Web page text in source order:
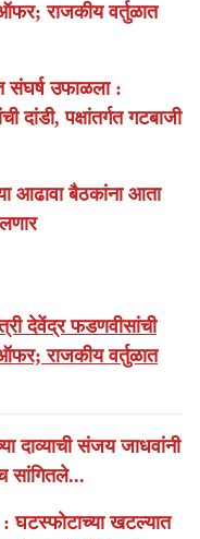
राजकीय वर्तुळात
संघर्ष उफाळला :
दांडी, पक्षांतर्गत गटबाजी
आढावा बैठकांना आता
देवेंद्र फडणवीसांची
राजकीय वर्तुळात
दाव्याची संजय जाधवांनी
सांगितले...
खटल्यात